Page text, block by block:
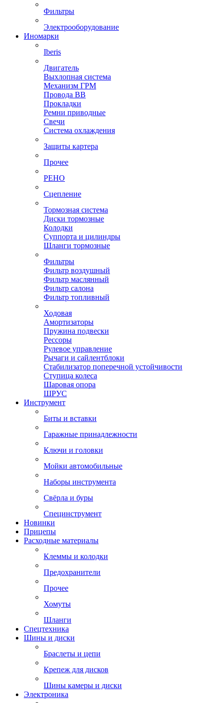
Фильтры
Электрооборудование
Иномарки
Iberis
Двигатель
Выхлопная система
Механизм ГРМ
Провода ВВ
Прокладки
Ремни приводные
Свечи
Система охлаждения
Защиты картера
Прочее
РЕНО
Сцепление
Тормозная система
Диски тормозные
Колодки
Суппорта и цилиндры
Шланги тормозные
Фильтры
Фильтр воздушный
Фильтр маслянный
Фильтр салона
Фильтр топливный
Ходовая
Амортизаторы
Пружина подвески
Рессоры
Рулевое управление
Рычаги и сайлентблоки
Стабилизатор поперечной устойчивости
Ступица колеса
Шаровая опора
ШРУС
Инструмент
Биты и вставки
Гаражные принадлежности
Ключи и головки
Мойки автомобильные
Наборы инструмента
Свёрла и буры
Специнструмент
Новинки
Прицепы
Расходные материалы
Клеммы и колодки
Предохранители
Прочее
Хомуты
Шланги
Спецтехника
Шины и диски
Браслеты и цепи
Крепеж для дисков
Шины камеры и диски
Электроника